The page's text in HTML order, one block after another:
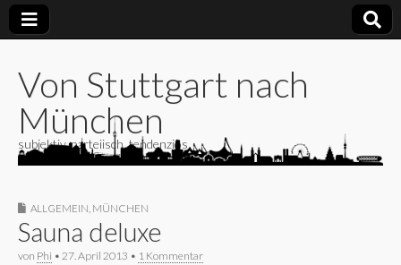
Von Stuttgart nach
München
subjektiv, parteiisch, tendenziös
ALLGEMEIN MÜNCHEN
Sauna deluxe
von Phi • 27. April 2013 • 1 Kommentar